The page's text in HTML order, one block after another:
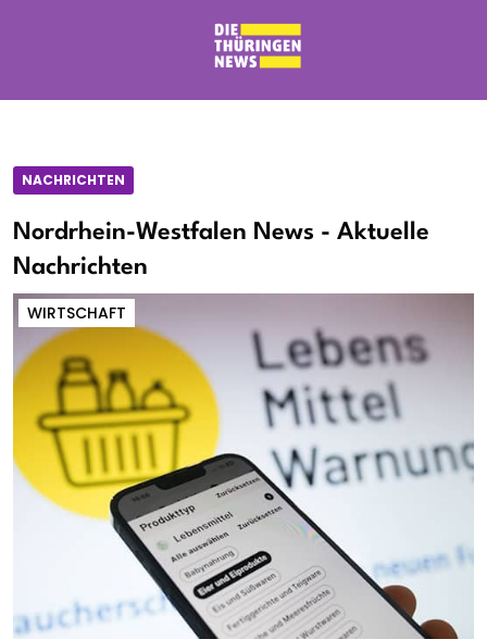
NACHRICHTEN
Nordrhein-Westfalen News - Aktuelle
Nachrichten
WIRTSCHAFT